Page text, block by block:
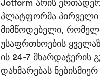
პლატფორმა პირველი
მიმწოდებელი,
უსაფრთხოების
ის 24-7 მხარდაჭერის
დახმარებას